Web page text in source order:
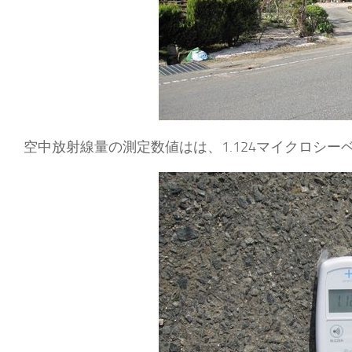
空中放射線量の測定数値はは、1.124マイクロシー